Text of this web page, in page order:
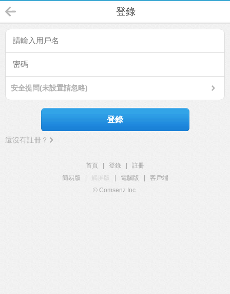
登錄
安全提問(未設置請忽略)
登錄
還沒有註冊？
首頁 登錄
註冊
簡易版
觸屏版 電腦版
客戶端
© Comsenz Inc.